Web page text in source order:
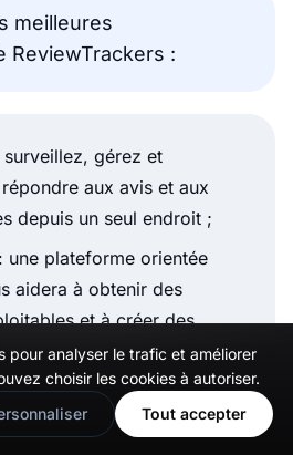
meilleures
ReviewTrackers :
gérez et
aux avis et aux
depuis un seul endroit ;
une plateforme orientée
aidera à obtenir des
et à créer des
ligne de valeur ;
et collectez des avis
depuis un seul endroit, de
pour analyser le trafic et améliorer
choisir les cookies à autoriser.
Tout accepter
this site in English?